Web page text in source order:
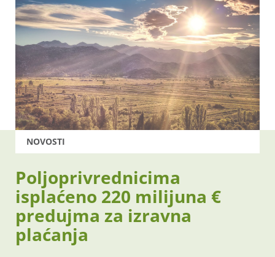
NOVOSTI
Poljoprivrednicima
isplaćeno 220 milijuna €
predujma za izravna
plaćanja